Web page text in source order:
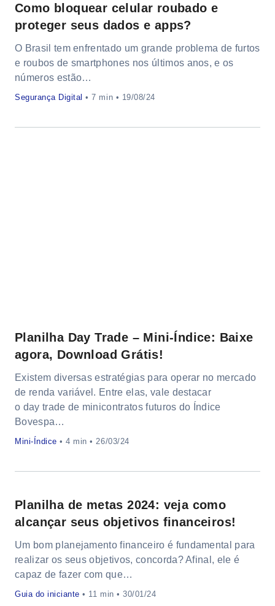
Como bloquear celular roubado e
proteger seus dados e apps?
O Brasil tem enfrentado um grande problema de furtos
e roubos de smartphones nos últimos anos, e os
números estão…
Segurança Digital • • 19/08/24
Planilha Day Trade – Mini-Índice: Baixe
agora, Download Grátis!
Existem diversas estratégias para operar no mercado
de renda variável. Entre elas, vale destacar
o day trade de minicontratos futuros do Índice
Bovespa…
Mini-Índice • • 26/03/24
Planilha de metas 2024: veja como
alcançar seus objetivos financeiros!
Um bom planejamento financeiro é fundamental para
realizar os seus objetivos, concorda? Afinal, ele é
capaz de fazer com que…
Guia do iniciante • • 30/01/24